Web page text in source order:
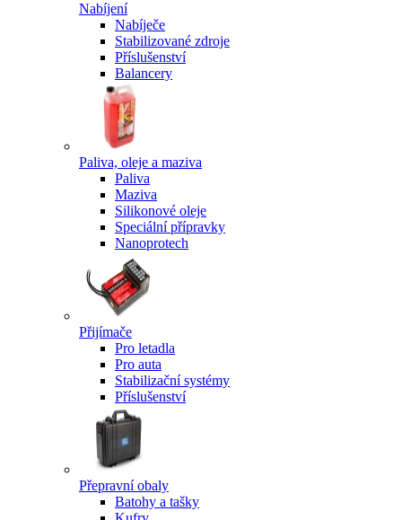
Nabíjení
Nabíječe
Stabilizované zdroje
Příslušenství
Balancery
Paliva, oleje a maziva
Paliva
Maziva
Silikonové oleje
Speciální přípravky
Nanoprotech
Přijímače
Pro letadla
Pro auta
Stabilizační systémy
Příslušenství
Přepravní obaly
Batohy a tašky